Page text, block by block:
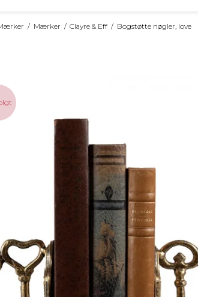
/ Mærker / Clayre & Eff / Bogstøtte nøgler, love